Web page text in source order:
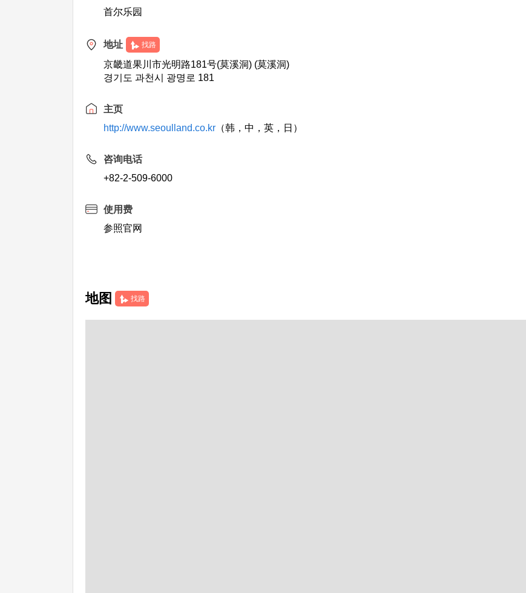
首尔乐园
地址 找路
京畿道果川市光明路181号(莫溪洞) (莫溪洞)
경기도 과천시 광명로 181
主页
http://www.seoulland.co.kr （韩，中，英，日）
咨询电话
+82-2-509-6000
使用费
参照官网
地图 找路